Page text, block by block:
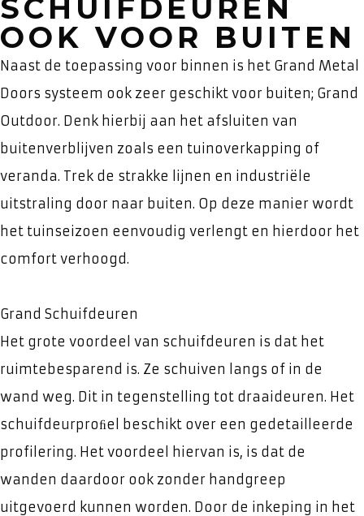
SCHUIFDEUREN
OOK VOOR BUITEN
Naast de toepassing voor binnen is het Grand Metal
Doors systeem ook zeer geschikt voor buiten; Grand
Outdoor. Denk hierbij aan het afsluiten van
buitenverblijven zoals een tuinoverkapping of
veranda. Trek de strakke lijnen en industriële
uitstraling door naar buiten. Op deze manier wordt
het tuinseizoen eenvoudig verlengt en hierdoor het
comfort verhoogd.
Grand Schuifdeuren
Het grote voordeel van schuifdeuren is dat het
ruimtebesparend is. Ze schuiven langs of in de
wand weg. Dit in tegenstelling tot draaideuren. Het
schuifdeurproﬁel beschikt over een gedetailleerde
profilering. Het voordeel hiervan is, is dat de
wanden daardoor ook zonder handgreep
uitgevoerd kunnen worden. Door de inkeping in het